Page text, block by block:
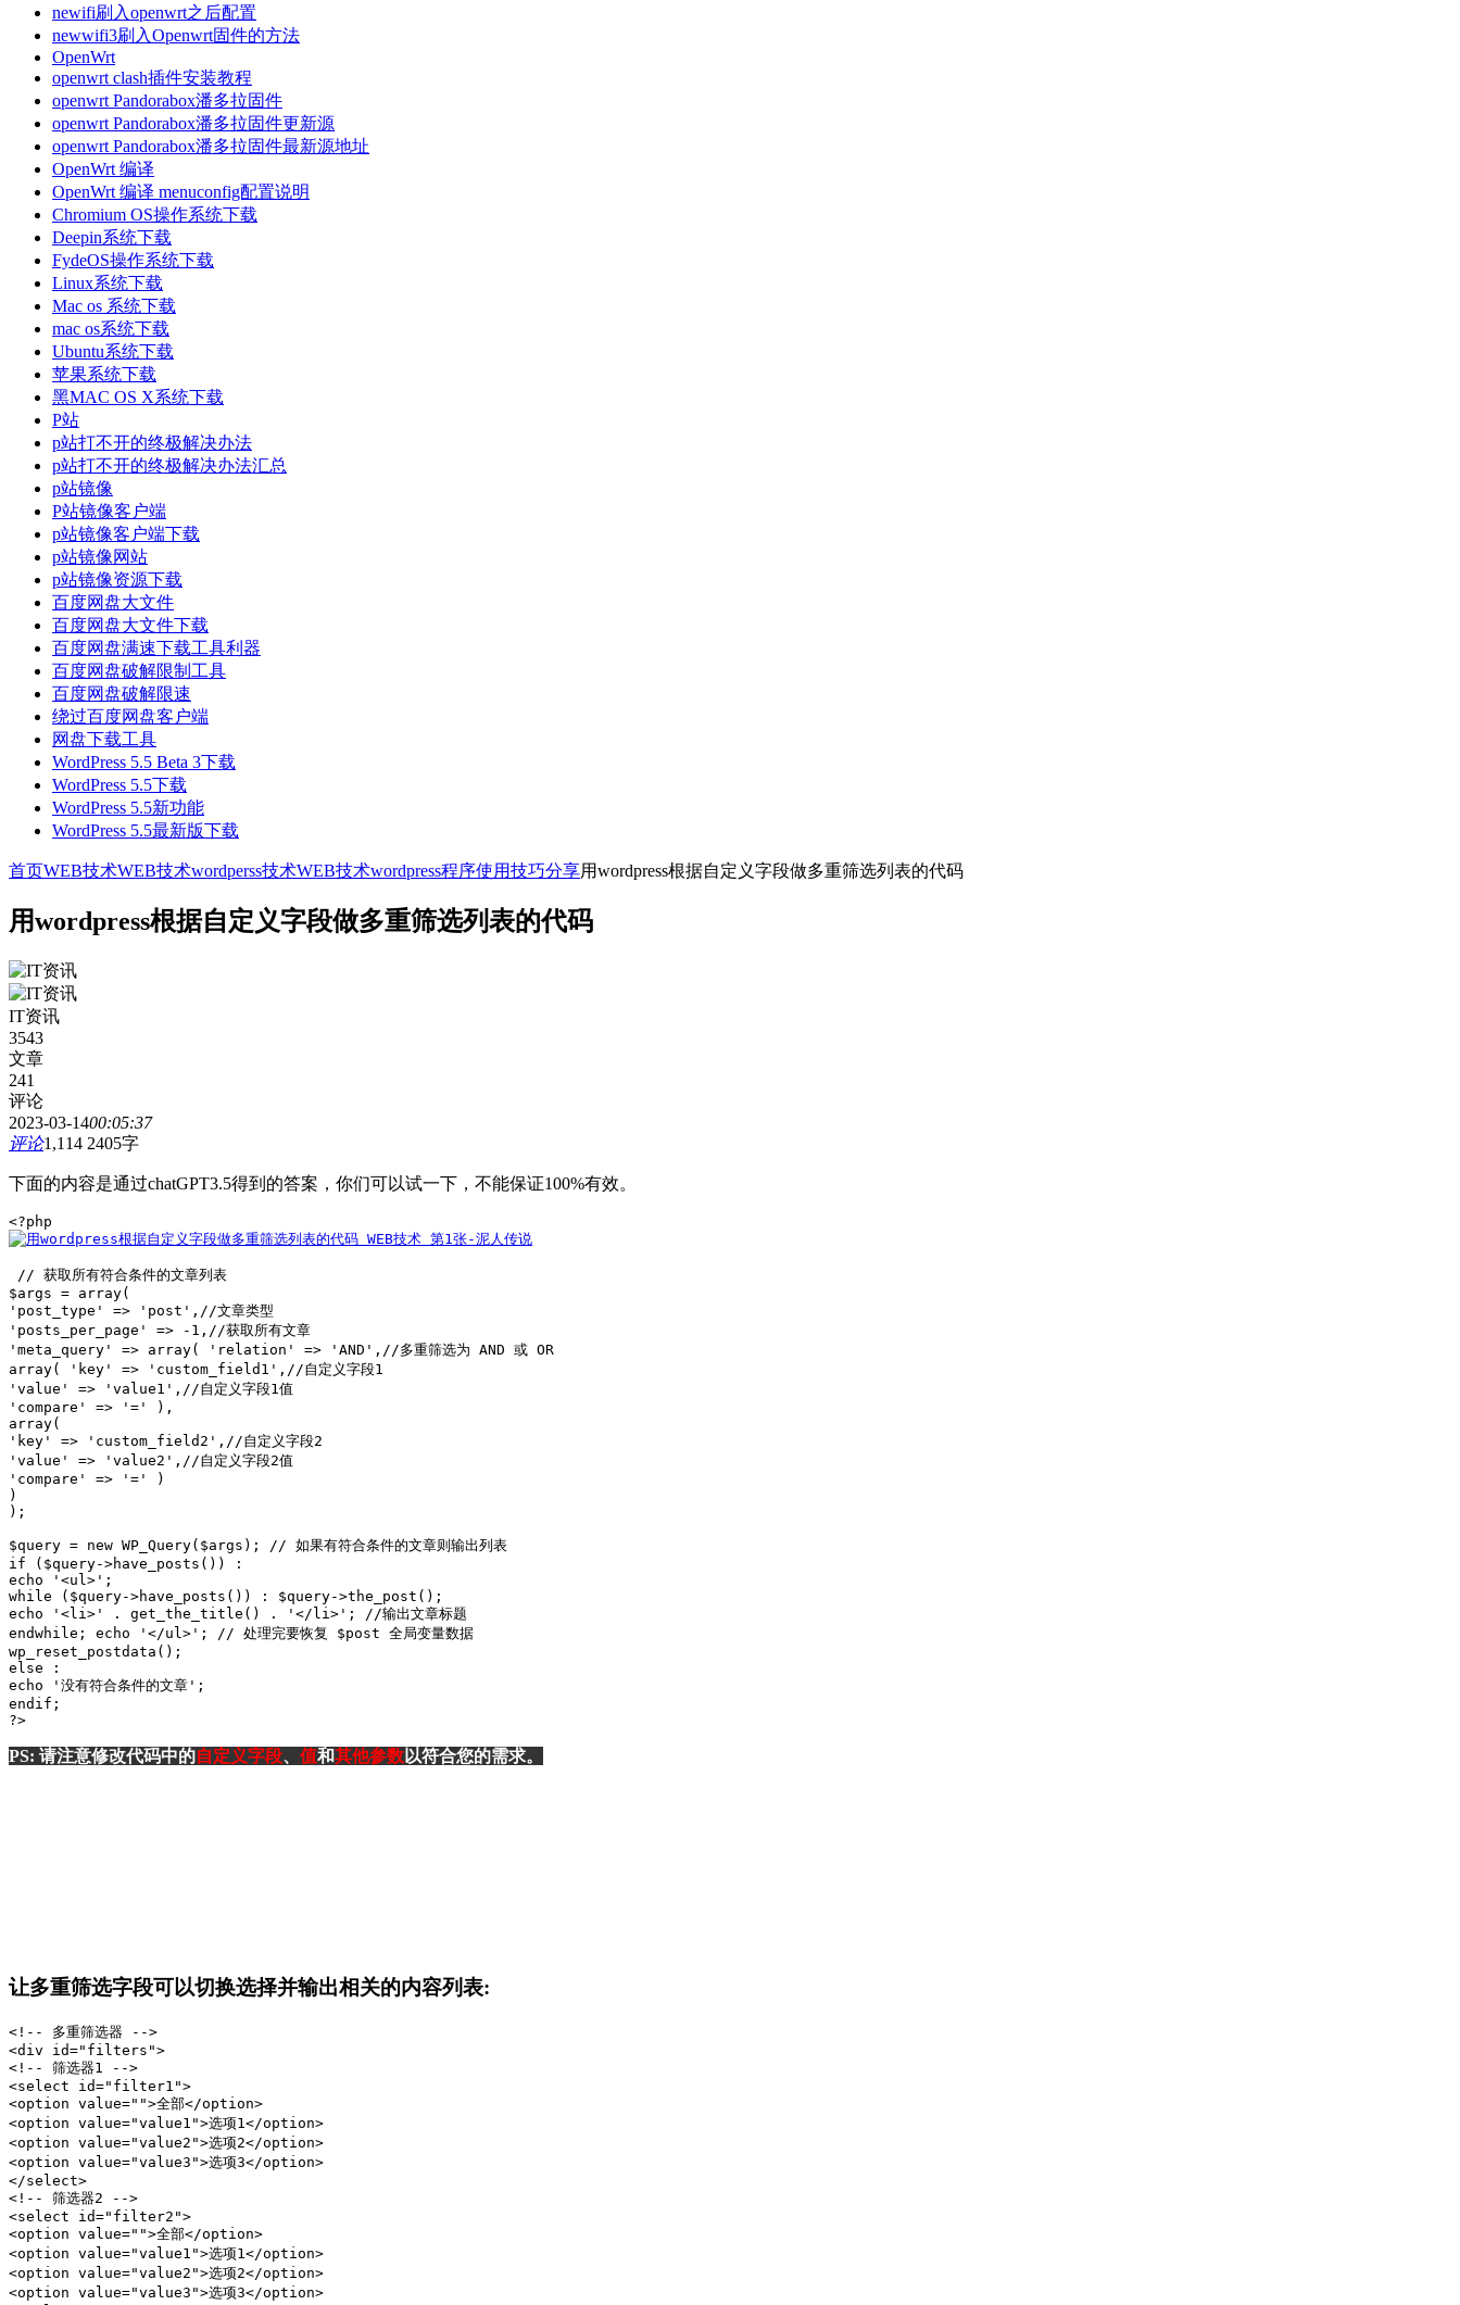
newifi刷入openwrt之后配置
newwifi3刷入Openwrt固件的方法
OpenWrt
openwrt clash插件安装教程
openwrt Pandorabox潘多拉固件
openwrt Pandorabox潘多拉固件更新源
openwrt Pandorabox潘多拉固件最新源地址
OpenWrt 编译
OpenWrt 编译 menuconfig配置说明
Chromium OS操作系统下载
Deepin系统下载
FydeOS操作系统下载
Linux系统下载
Mac os 系统下载
mac os系统下载
Ubuntu系统下载
苹果系统下载
黑MAC OS X系统下载
P站
p站打不开的终极解决办法
p站打不开的终极解决办法汇总
p站镜像
P站镜像客户端
p站镜像客户端下载
p站镜像网站
p站镜像资源下载
百度网盘大文件
百度网盘大文件下载
百度网盘满速下载工具利器
百度网盘破解限制工具
百度网盘破解限速
绕过百度网盘客户端
网盘下载工具
WordPress 5.5 Beta 3下载
WordPress 5.5下载
WordPress 5.5新功能
WordPress 5.5最新版下载
首页WEB技术WEB技术wordperss技术WEB技术wordpress程序使用技巧分享用wordpress根据自定义字段做多重筛选列表的代码
用wordpress根据自定义字段做多重筛选列表的代码
IT资讯
3543
文章
241
评论
2023-03-1400:05:37
评论1,114 2405字
下面的内容是通过chatGPT3.5得到的答案，你们可以试一下，不能保证100%有效。
// 获取所有符合条件的文章列表
$args = array(
'post_type' => 'post',//文章类型
'posts_per_page' => -1,//获取所有文章
'meta_query' => array( 'relation' => 'AND',//多重筛选为 AND 或 OR
array( 'key' => 'custom_field1',//自定义字段1
'value' => 'value1',//自定义字段1值
'compare' => '=' ),
array(
'key' => 'custom_field2',//自定义字段2
'value' => 'value2',//自定义字段2值
'compare' => '=' )
)
);
$query = new WP_Query($args); // 如果有符合条件的文章则输出列表
if ($query->have_posts()) :
echo '<ul>';
while ($query->have_posts()) : $query->the_post();
echo '<li>' . get_the_title() . '</li>'; //输出文章标题
endwhile; echo '</ul>'; // 处理完要恢复 $post 全局变量数据
wp_reset_postdata();
else :
echo '没有符合条件的文章';
endif;
?>
PS: 请注意修改代码中的自定义字段、 值和其他参数以符合您的需求。
让多重筛选字段可以切换选择并输出相关的内容列表:
<!-- 多重筛选器 -->
<div id="filters">
<!-- 筛选器1 -->
<select id="filter1">
<option value="">全部</option>
<option value="value1">选项1</option>
<option value="value2">选项2</option>
<option value="value3">选项3</option>
</select>
<!-- 筛选器2 -->
<select id="filter2">
<option value="">全部</option>
<option value="value1">选项1</option>
<option value="value2">选项2</option>
<option value="value3">选项3</option>